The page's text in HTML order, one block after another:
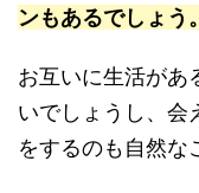
ンもあるでしょう。
お互いに生活があ
いでしょうし、会
をするのも自然な